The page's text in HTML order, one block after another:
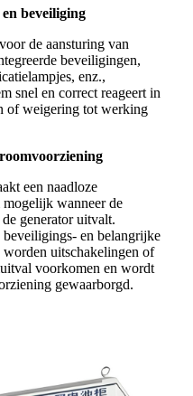
beveiliging
de aansturing van
beveiligingen,
enz.,
snel en correct reageert in
of weigering tot werking
een naadloze
wanneer de
generator uitvalt.
en belangrijke
uitschakelingen of
voorkomen en wordt
gewaarborgd.